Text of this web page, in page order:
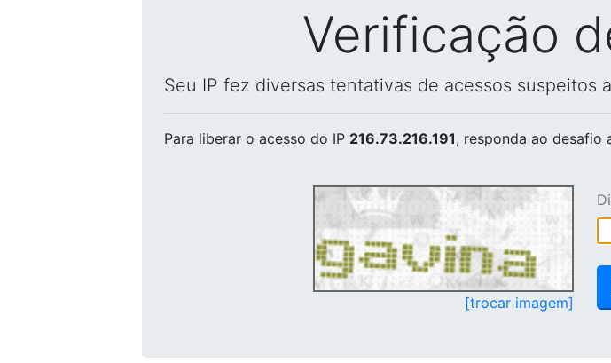
Verificação
Seu IP fez diversas tentativas de acessos suspeitos
Para liberar o acesso do IP 216.73.216.191, responda ao desafio
[trocar imagem]